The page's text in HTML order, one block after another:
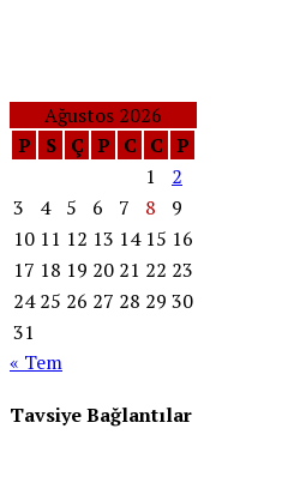
Ağustos 2026
P
S Ç P C C P
1
2
3
4 5 6 7 8
9
10 11 12 13 14 15 16
17 18 19 20 21 22 23
24 25 26 27 28 29 30
31
« Tem
Tavsiye Bağlantılar